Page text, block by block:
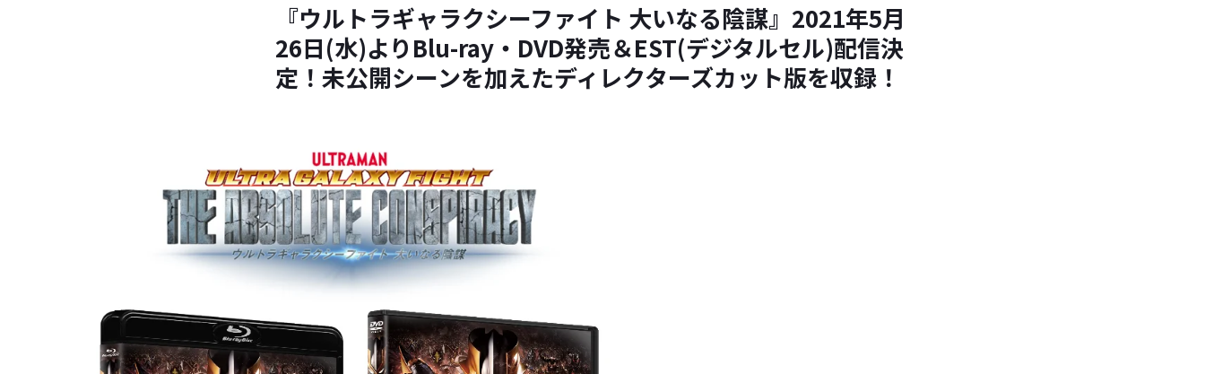
『ウルトラギャラクシーファイト 大いなる陰謀』2021年5月
26日(水)よりBlu-ray・DVD発売＆EST(デジタルセル)配信決
定！未公開シーンを加えたディレクターズカット版を収録！